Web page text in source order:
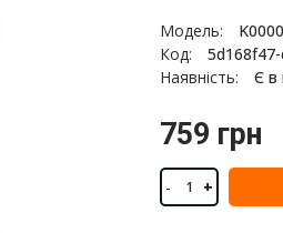
Модель:
Код:
Наявність:
Є в
759 грн
- +